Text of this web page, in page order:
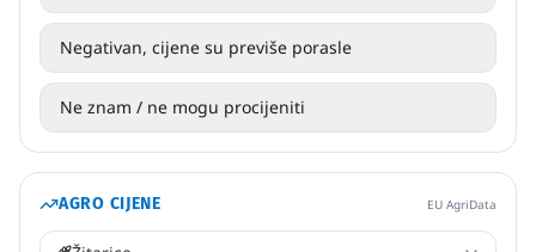
Negativan, cijene su previše porasle
Ne znam / ne mogu procijeniti
AGRO CIJENE EU AgriData